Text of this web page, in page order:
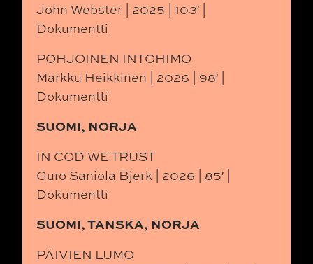
John Webster | 2025 | 103′ |
Dokumentti
POHJOINEN INTOHIMO
Markku Heikkinen | 2026 | 98′ |
Dokumentti
SUOMI, NORJA
IN COD WE TRUST
Guro Saniola Bjerk | 2026 | 85′ |
Dokumentti
SUOMI, TANSKA, NORJA
PÄIVIEN LUMO